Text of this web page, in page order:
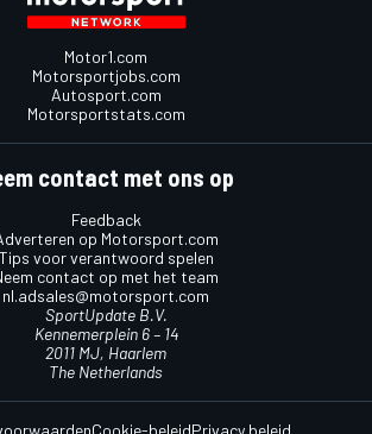
Motor1.com
Motorsportjobs.com
Autosport.com
Motorsportstats.com
contact met ons op
Feedback
op Motorsport.com
Tips voor verantwoord spelen
contact op met het team
nl.adsales@motorsport.com
SportUpdate B.V.
Kennemerplein 6 – 14
2011 MJ, Haarlem
The Netherlands
Cookie-beleidPrivacy beleid